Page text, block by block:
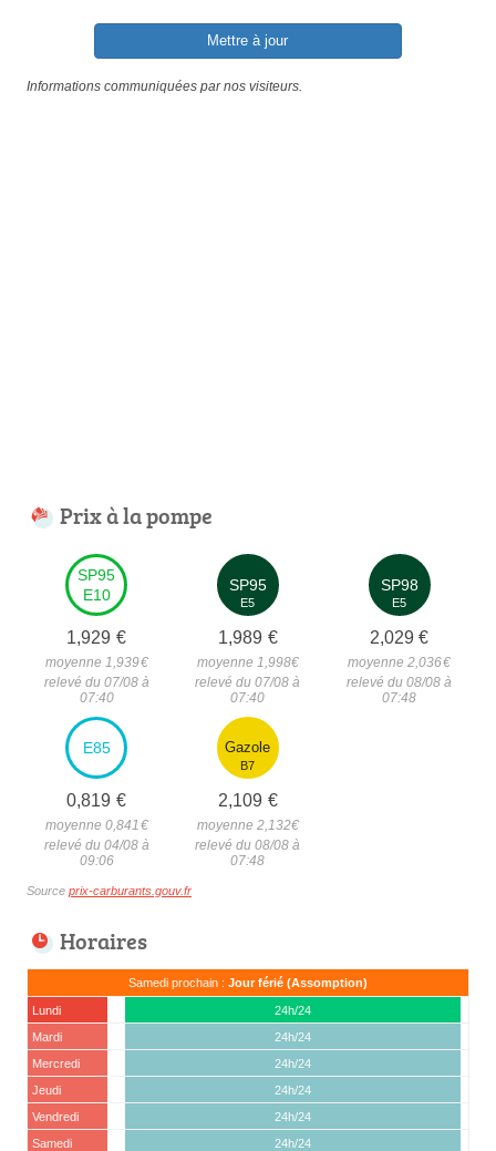
Mettre à jour
Informations communiquées par nos visiteurs.
Prix à la pompe
SP95
E10
1,929 €
moyenne 1,939€
relevé du 07/08 à
07:40
SP95
E5
1,989 €
moyenne 1,998€
relevé du 07/08 à
07:40
SP98
E5
2,029 €
moyenne 2,036€
relevé du 08/08 à
07:48
E85
0,819 €
moyenne 0,841€
relevé du 04/08 à
09:06
Gazole
B7
2,109 €
moyenne 2,132€
relevé du 08/08 à
07:48
Source prix-carburants.gouv.fr
Horaires
Samedi prochain : Jour férié (Assomption)
Lundi
24h/24
Mardi
24h/24
Mercredi
24h/24
Jeudi
24h/24
Vendredi
24h/24
Samedi
24h/24